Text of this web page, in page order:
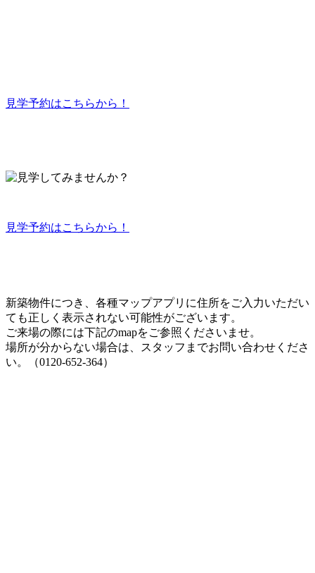
見学予約はこちらから！
見学予約はこちらから！
新築物件につき、各種マップアプリに住所をご入力いただい
ても正しく表示されない可能性がございます。
ご来場の際には下記のmapをご参照くださいませ。
場所が分からない場合は、スタッフまでお問い合わせくださ
い。（0120-652-364）